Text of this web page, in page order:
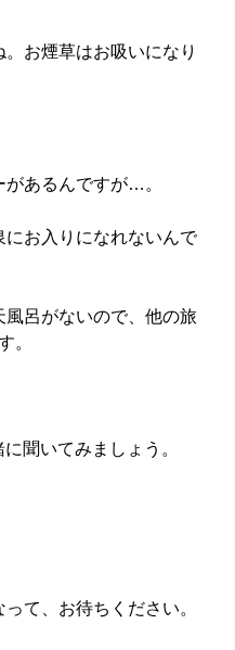
お煙草はお吸いになり
があるんですが…。
お入りになれないんで
呂がないので、他の旅
。
聞いてみましょう。
て、お待ちください。